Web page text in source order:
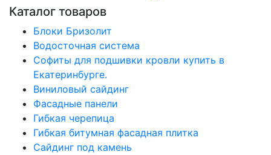
Каталог товаров
Блоки Бризолит
Водосточная система
Софиты для подшивки кровли купить в
Екатеринбурге.
Виниловый сайдинг
Фасадные панели
Гибкая черепица
Гибкая битумная фасадная плитка
Сайдинг под камень